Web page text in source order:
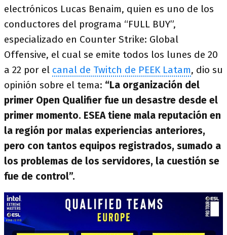
electrónicos Lucas Benaim, quien es uno de los
conductores del programa “FULL BUY”,
especializado en Counter Strike: Global
Offensive, el cual se emite todos los lunes de 20
a 22 por el canal de Twitch de PEEK Latam, dio su
opinión sobre el tema: “La organización del
primer Open Qualifier fue un desastre desde el
primer momento. ESEA tiene mala reputación en
la región por malas experiencias anteriores,
pero con tantos equipos registrados, sumado a
los problemas de los servidores, la cuestión se
fue de control”.